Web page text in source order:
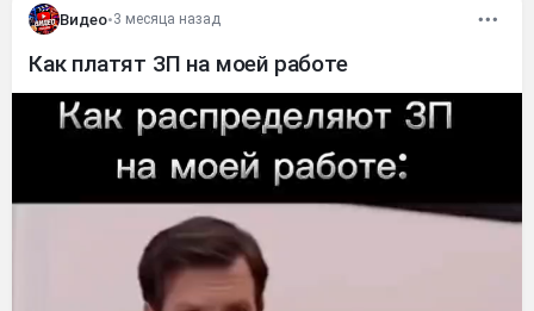
Видео•3 месяца назад
Как платят ЗП на моей работе